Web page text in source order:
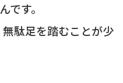
です。
駄足を踏むことが少